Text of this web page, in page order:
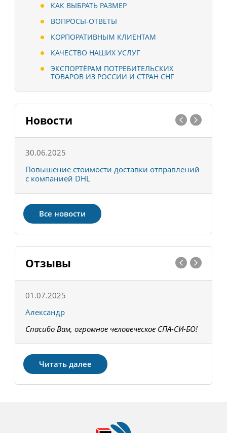
КАК ВЫБРАТЬ РАЗМЕР
ВОПРОСЫ-ОТВЕТЫ
КОРПОРАТИВНЫМ КЛИЕНТАМ
КАЧЕСТВО НАШИХ УСЛУГ
ЭКСПОРТЁРАМ ПОТРЕБИТЕЛЬСКИХ
ТОВАРОВ ИЗ РОССИИ И СТРАН СНГ
Новости
30.06.2025
Повышение стоимости доставки отправлений
с компанией DHL
Все новости
Отзывы
01.07.2025
Александр
Спасибо Вам, огромное человеческое СПА-СИ-БО!
Читать далее